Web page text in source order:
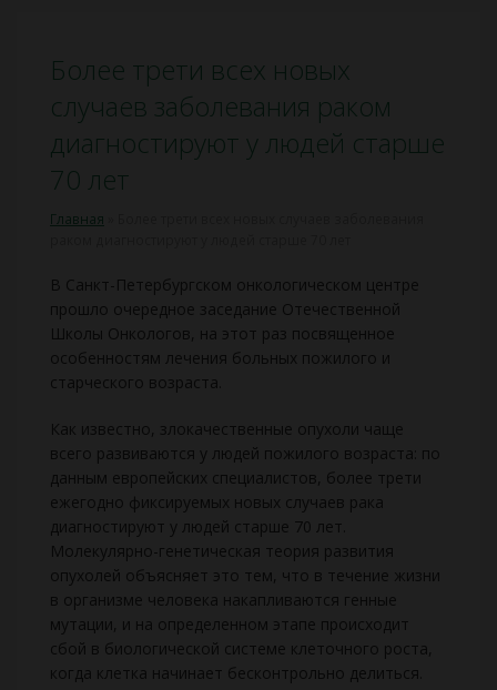
Более трети всех новых
случаев заболевания раком
диагностируют у людей старше
70 лет
Главная
В Санкт-Петербургском онкологическом центре
прошло очередное заседание Отечественной
Школы Онкологов, на этот раз посвященное
особенностям лечения больных пожилого и
старческого возраста.
Как известно, злокачественные опухоли чаще
всего развиваются у людей пожилого возраста: по
данным европейских специалистов, более трети
ежегодно фиксируемых новых случаев рака
диагностируют у людей старше 70 лет.
Молекулярно-генетическая теория развития
опухолей объясняет это тем, что в течение жизни
в организме человека накапливаются генные
мутации, и на определенном этапе происходит
сбой в биологической системе клеточного роста,
когда клетка начинает бесконтрольно делиться.